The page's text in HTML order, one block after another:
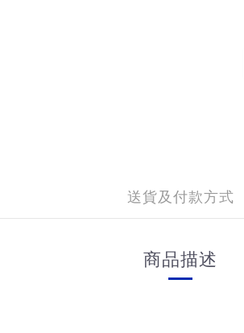
送貨及付款方式
商品描述